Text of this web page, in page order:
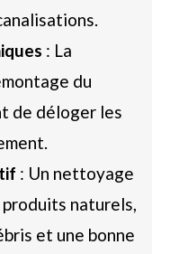
: La
du
de déloger les
: Un nettoyage
naturels,
et une bonne